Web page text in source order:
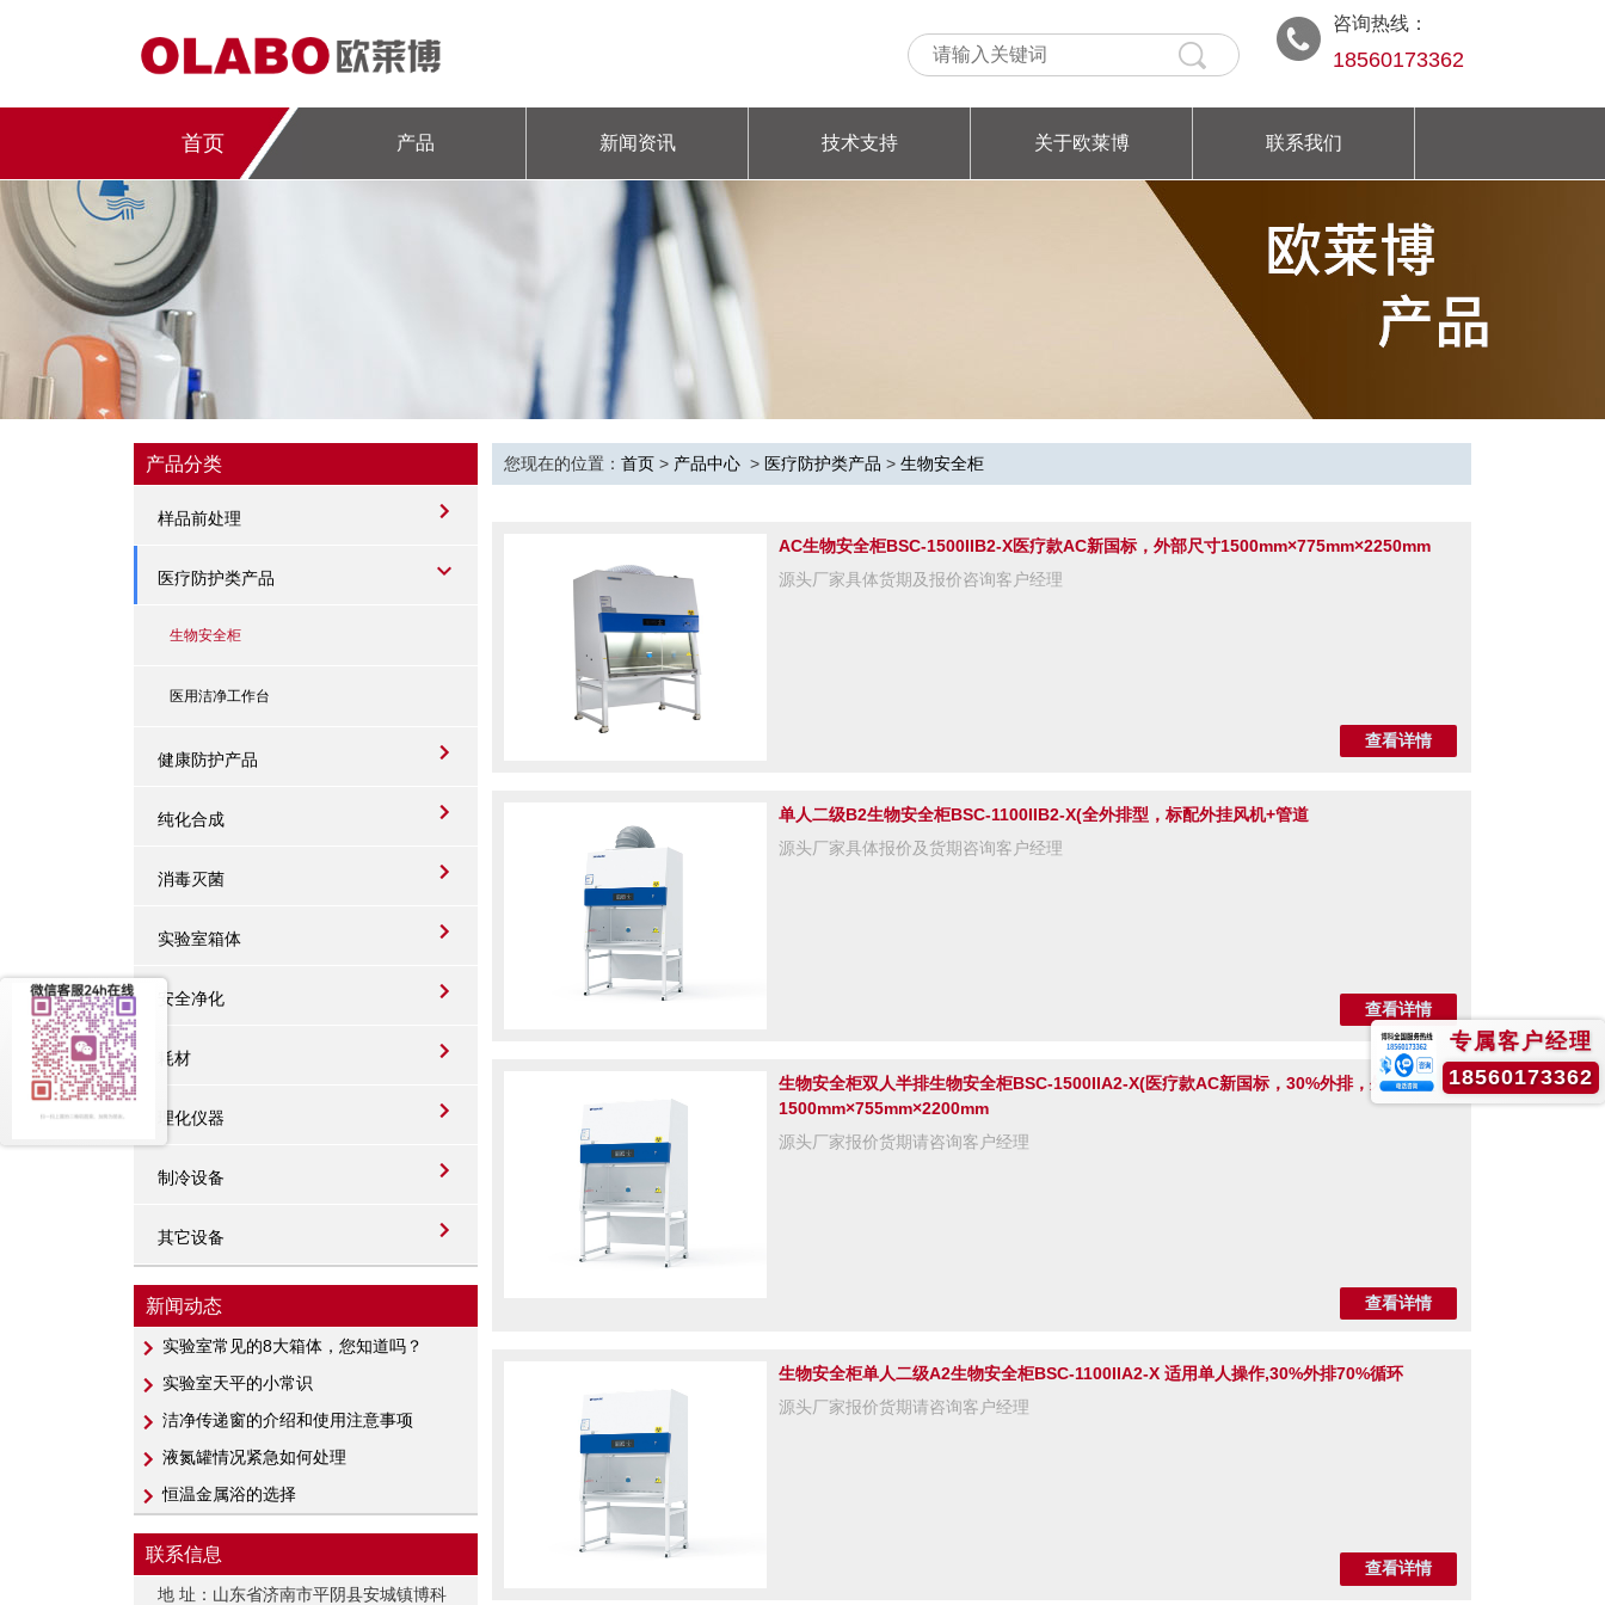
咨询热线：
18560173362
首页 产品 新闻资讯 技术支持 关于欧莱博 联系我们
产品分类
样品前处理
医疗防护类产品
生物安全柜
医用洁净工作台
健康防护产品
纯化合成
消毒灭菌
实验室箱体
安全净化
耗材
理化仪器
制冷设备
其它设备
新闻动态
实验室常见的8大箱体，您知道吗？
实验室天平的小常识
洁净传递窗的介绍和使用注意事项
液氮罐情况紧急如何处理
恒温金属浴的选择
联系信息
地 址：山东省济南市平阴县安城镇博科
您现在的位置： 首页 > 产品中心 > 医疗防护类产品 > 生物安全柜
AC生物安全柜BSC-1500IIB2-X医疗款AC新国标，外部尺寸1500mm×775mm×2250mm
源头厂家具体货期及报价咨询客户经理
查看详情
单人二级B2生物安全柜BSC-1100IIB2-X(全外排型，标配外挂风机+管道
源头厂家具体报价及货期咨询客户经理
查看详情
生物安全柜双人半排生物安全柜BSC-1500IIA2-X(医疗款AC新国标，30%外排，外部尺寸
1500mm×755mm×2200mm
源头厂家报价货期请咨询客户经理
查看详情
生物安全柜单人二级A2生物安全柜BSC-1100IIA2-X 适用单人操作,30%外排70%循环
源头厂家报价货期请咨询客户经理
查看详情
专属客户经理
18560173362